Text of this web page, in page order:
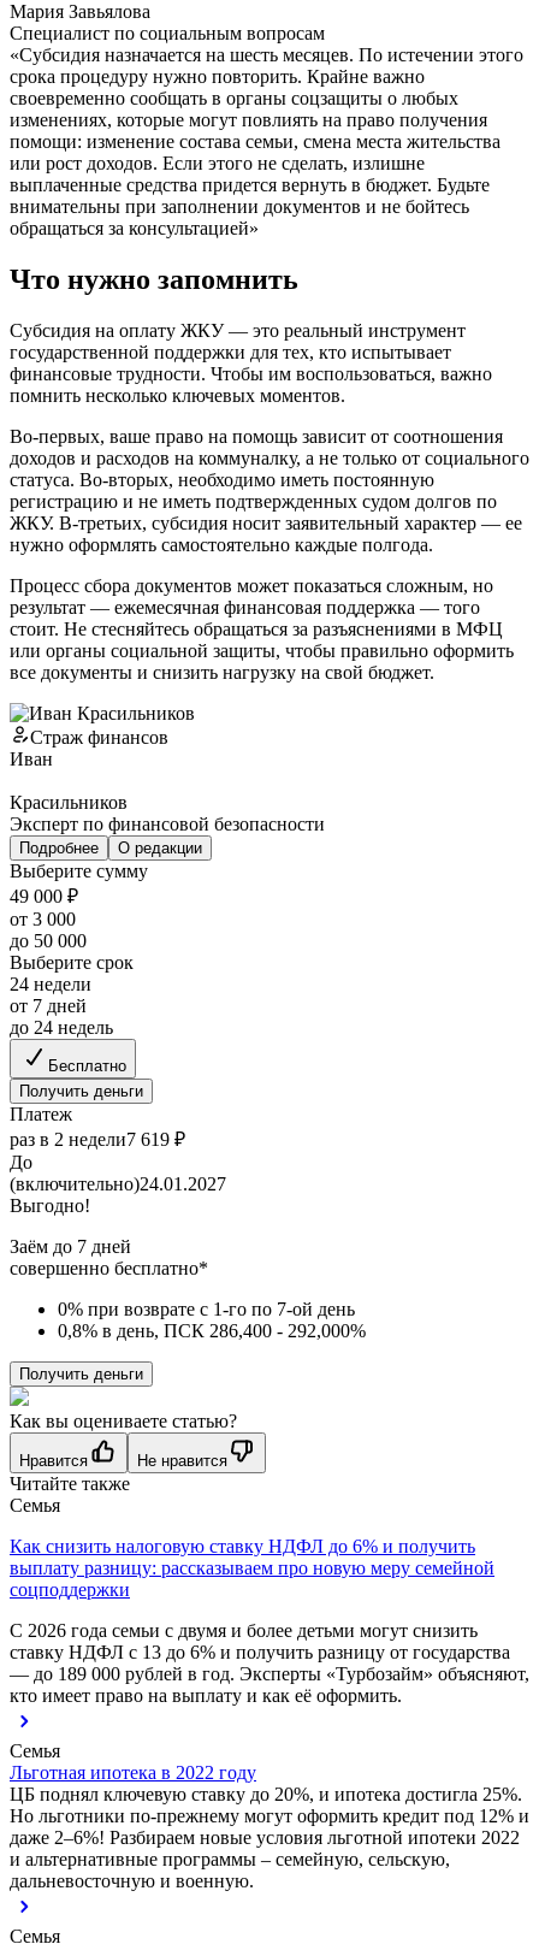
Мария Завьялова
Специалист по социальным вопросам
«Субсидия назначается на шесть месяцев. По истечении этого
срока процедуру нужно повторить. Крайне важно
своевременно сообщать в органы соцзащиты о любых
изменениях, которые могут повлиять на право получения
помощи: изменение состава семьи, смена места жительства
или рост доходов. Если этого не сделать, излишне
выплаченные средства придется вернуть в бюджет. Будьте
внимательны при заполнении документов и не бойтесь
обращаться за консультацией»
Что нужно запомнить
Субсидия на оплату ЖКУ — это реальный инструмент
государственной поддержки для тех, кто испытывает
финансовые трудности. Чтобы им воспользоваться, важно
помнить несколько ключевых моментов.
Во-первых, ваше право на помощь зависит от соотношения
доходов и расходов на коммуналку, а не только от социального
статуса. Во-вторых, необходимо иметь постоянную
регистрацию и не иметь подтвержденных судом долгов по
ЖКУ. В-третьих, субсидия носит заявительный характер — ее
нужно оформлять самостоятельно каждые полгода.
Процесс сбора документов может показаться сложным, но
результат — ежемесячная финансовая поддержка — того
стоит. Не стесняйтесь обращаться за разъяснениями в МФЦ
или органы социальной защиты, чтобы правильно оформить
все документы и снизить нагрузку на свой бюджет.
Страж финансов
Иван
Красильников
Эксперт по финансовой безопасности
Подробнее О редакции
Выберите сумму
49 000 ₽
от 3 000
до 50 000
Выберите срок
24 недели
от 7 дней
до 24 недель
Бесплатно
Получить деньги
Платеж
раз в 2 недели7 619 ₽
До
(включительно)24.01.2027
Выгодно!
Заём до 7 дней
совершенно бесплатно*
0% при возврате с 1-го по 7-ой день
0,8% в день, ПСК 286,400 - 292,000%
Получить деньги
Как вы оцениваете статью?
Нравится Не нравится
Читайте также
Семья
Как снизить налоговую ставку НДФЛ до 6% и получить
выплату разницу: рассказываем про новую меру семейной
соцподдержки
С 2026 года семьи с двумя и более детьми могут снизить
ставку НДФЛ с 13 до 6% и получить разницу от государства
— до 189 000 рублей в год. Эксперты «Турбозайм» объясняют,
кто имеет право на выплату и как её оформить.
Семья
Льготная ипотека в 2022 году
ЦБ поднял ключевую ставку до 20%, и ипотека достигла 25%.
Но льготники по-прежнему могут оформить кредит под 12% и
даже 2–6%! Разбираем новые условия льготной ипотеки 2022
и альтернативные программы – семейную, сельскую,
дальневосточную и военную.
Семья